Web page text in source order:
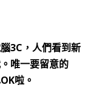
3C ，人們看到新
唯一要留意的
OK啦。